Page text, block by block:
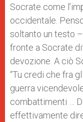
Socrate come
occidentale.
soltanto un testo
fronte a Socrate
devozione. A ciò
“Tu credi che fra
guerra
combattimenti …
effettivamente